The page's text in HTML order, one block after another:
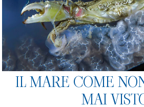
IL MARE COME
MAI